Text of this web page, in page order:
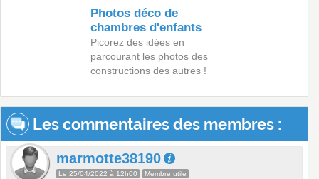
Photos déco de
chambres d'enfants
Picorez des idées en
parcourant les photos des
constructions des autres !
Les commentaires des membres :
marmotte38190
Le 25/04/2022 à 12h00 Membre utile